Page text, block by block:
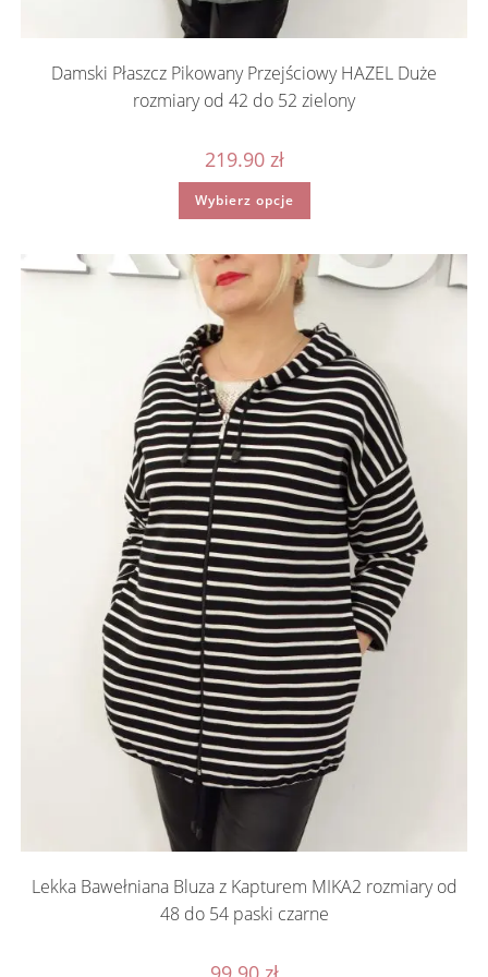
Damski Płaszcz Pikowany Przejściowy HAZEL Duże
rozmiary od 42 do 52 zielony
219.90 zł
Wybierz opcje
Ten
ma
Opcje
można
wybrać
stronie
produktu
Lekka Bawełniana Bluza z Kapturem MIKA2 rozmiary od
48 do 54 paski czarne